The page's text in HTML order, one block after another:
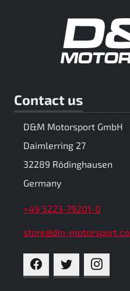
Contact us
D&M Motorsport GmbH
Daimlerring 27
32289 Rödinghausen
Germany
+49 5223-79201-0
store@dm-
FACEBOOKTWITTER